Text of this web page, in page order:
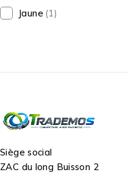
Jaune (1)
Siège social
ZAC du long Buisson 2